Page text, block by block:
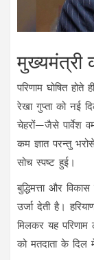
मुख्यमंत्री
परिणाम घोषित होते
रेखा गुप्ता को नई
चेहरों—जैसे पार्वेश
कम ज्ञात परन्तु
सोच स्पष्ट हुई।
बुद्धिमत्ता और
उर्जा देती है।
मिलकर यह परिणाम
को मतदाता के दिल